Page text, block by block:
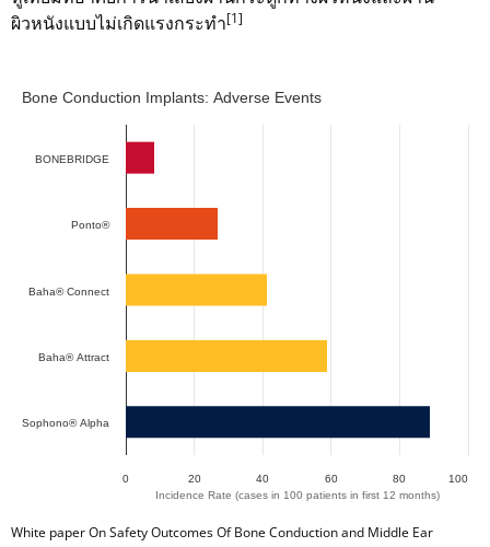
ผิวหนังแบบไม่เกิดแรงกระทำ[1]
Bone Conduction Implants: Adverse Events
Bar chart with 2 data series.
The chart has 1 X axis displaying categories.
Incidence Rate (cases in 100 patients in first 12 months)
Bone Conduction Implants: Adverse Events
0 20 40 60 80 100
BONEBRIDGE
Ponto®
Baha® Connect
Baha® Attract
Sophono® Alpha
End of interactive chart.
White paper On Safety Outcomes Of Bone Conduction and Middle Ear